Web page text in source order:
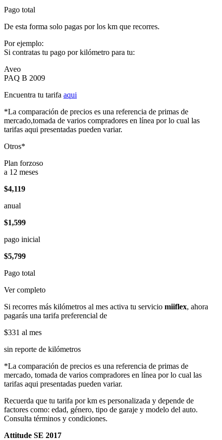
Pago total
De esta forma solo pagas por los km que recorres.
Por ejemplo:
Si contratas tu pago por kilómetro para tu:
Aveo
PAQ B 2009
Encuentra tu tarifa aqui
*La comparación de precios es una referencia de primas de
mercado,tomada de varios compradores en línea por lo cual las
tarifas aqui presentadas pueden variar.
Otros*
Plan forzoso
a 12 meses
$4,119
anual
$1,599
pago inicial
$5,799
Pago total
Ver completo
Si recorres más kilómetros al mes activa tu servicio miiflex, ahora
pagarás una tarifa preferencial de
$331 al mes
sin reporte de kilómetros
*La comparación de precios es una referencia de primas de
mercado, tomada de varios compradores en línea por lo cual las
tarifas aqui presentadas pueden variar.
Recuerda que tu tarifa por km es personalizada y depende de
factores como: edad, género, tipo de garaje y modelo del auto.
Consulta términos y condiciones.
Attitude SE 2017